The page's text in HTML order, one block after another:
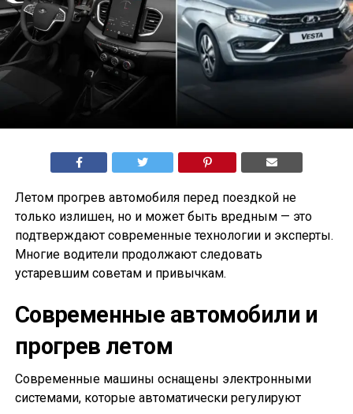
Летом прогрев автомобиля перед поездкой не
только излишен, но и может быть вредным — это
подтверждают современные технологии и эксперты.
Многие водители продолжают следовать
устаревшим советам и привычкам.
Современные автомобили и
прогрев летом
Современные машины оснащены электронными
системами, которые автоматически регулируют